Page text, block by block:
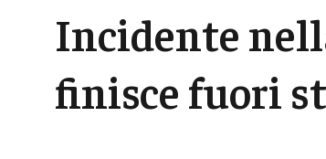
Incidente
finisce fuori